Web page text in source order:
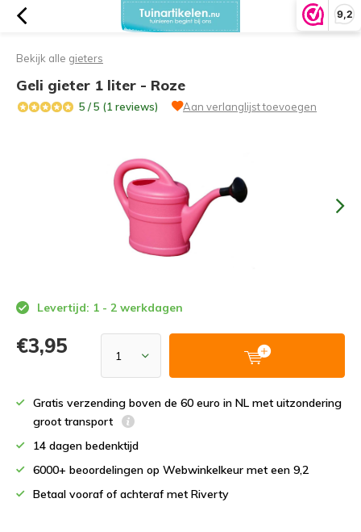
9,2
Bekijk alle gieters
Geli gieter 1 liter - Roze
5 / 5 (1 reviews) Aan verlanglijst toevoegen
Levertijd: 1 - 2 werkdagen
€3,95
Gratis verzending boven de 60 euro in NL met uitzondering
groot transport
14 dagen bedenktijd
6000+ beoordelingen op Webwinkelkeur met een 9,2
Betaal vooraf of achteraf met Riverty